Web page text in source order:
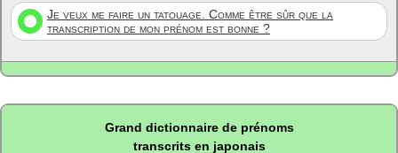
Je veux me faire un tatouage. Comme être sûr que la
transcription de mon prénom est bonne ?
Grand dictionnaire de prénoms
transcrits en japonais